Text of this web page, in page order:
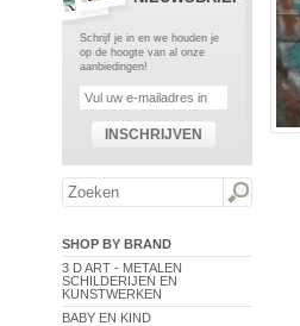
Schrijf je in en we houden je
op de hoogte van al onze
aanbiedingen!
INSCHRIJVEN
SHOP BY BRAND
3 D ART - METALEN
SCHILDERIJEN EN
KUNSTWERKEN
BABY EN KIND